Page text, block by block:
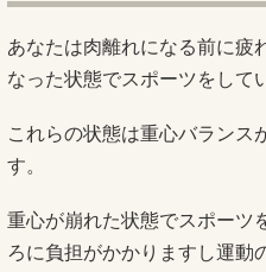
あなたは肉離れになる前に疲
なった状態でスポーツをして
これらの状態は重心バランス
す。
重心が崩れた状態でスポーツ
ろに負担がかかりますし運動